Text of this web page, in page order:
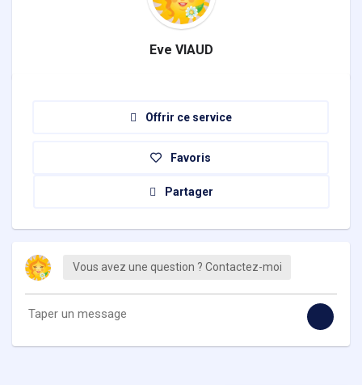
Eve VIAUD
Offrir ce service
Favoris
Partager
Vous avez une question ? Contactez-moi